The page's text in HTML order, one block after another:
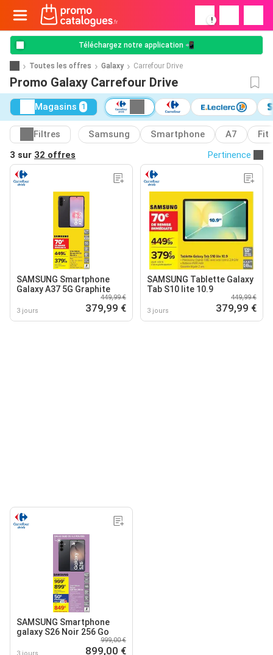
!
Téléchargez notre application 📲
Toutes les offres Galaxy Carrefour Drive
Promo Galaxy Carrefour Drive
Magasins 1
Filtres Samsung Smartphone A7
Fit
3 sur 32 offres Pertinence
SAMSUNG Smartphone
Galaxy A37 5G Graphite
3 jours
449,99 €
379,99 €
SAMSUNG Tablette Galaxy
Tab S10 lite 10.9
3 jours
449,99 €
379,99 €
SAMSUNG Smartphone
galaxy S26 Noir 256 Go
3 jours
999,00 €
899,00 €